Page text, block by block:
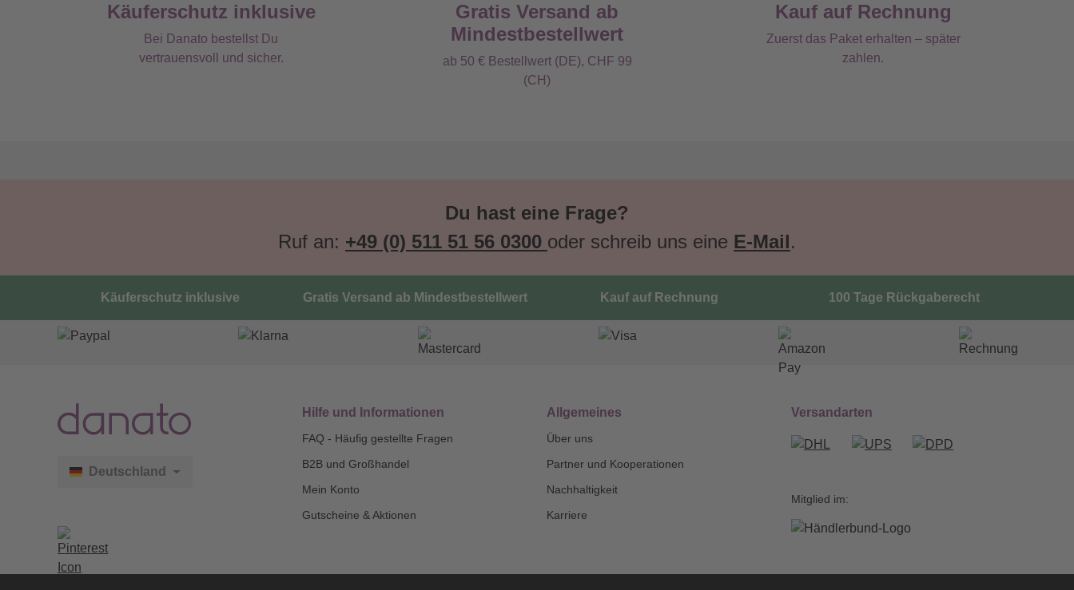
Käuferschutz inklusive
Bei Danato bestellst Du
vertrauensvoll und sicher.
Gratis Versand ab
Mindestbestellwert
ab 50 € Bestellwert (DE), CHF 99
(CH)
Kauf auf Rechnung
Zuerst das Paket erhalten – später
zahlen.
Du hast eine Frage?
Ruf an: +49 (0) 511 51 56 0300 oder schreib uns eine E-Mail.
Käuferschutz inklusive Gratis Versand ab Mindestbestellwert Kauf auf Rechnung 100 Tage Rückgaberecht
Versandarten
Mitglied im:
Deutschland
Hilfe und Informationen
FAQ - Häufig gestellte Fragen
B2B und Großhandel
Mein Konto
Gutscheine & Aktionen
Allgemeines
Über uns
Partner und Kooperationen
Nachhaltigkeit
Karriere